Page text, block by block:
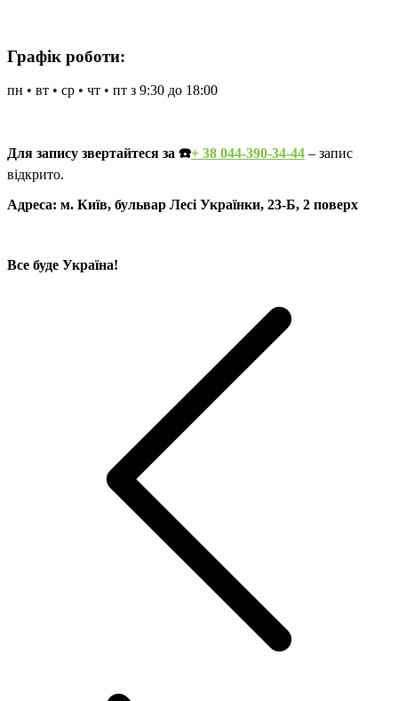
Графік роботи:
пн • вт • ср • чт • пт з 9:30 до 18:00
Для запису звертайтеся за ☎️+ 38 044-390-34-44 – запис
відкрито.
Адреса: м. Київ, бульвар Лесі Українки, 23-Б, 2 поверх
Все буде Україна!